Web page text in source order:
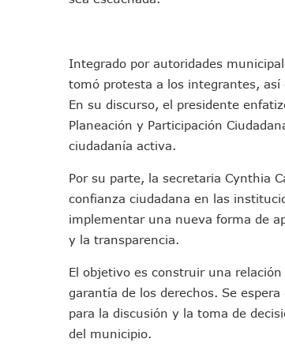
Hallazgo De
Regresa A
Ra Aguilar
Oleaje Y
“Kato”
ATM
Caída De “El
Mercado
Morenistas
Integrado por autoridades
tomó protesta a los integrantes, así
En su discurso, el presidente
Planeación y Participación
ciudadanía activa.
Por su parte, la secretaria Cynthia
confianza ciudadana en las
implementar una nueva forma de
y la transparencia.
El objetivo es construir una
garantía de los derechos. Se
para la discusión y la toma de
del municipio.